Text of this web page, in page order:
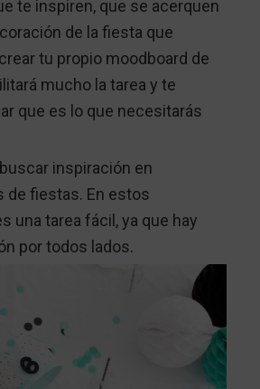
te inspiren, que se acerquen
de la fiesta que
tu propio moodboard de
mucho la tarea y te
que es lo que necesitarás
inspiración en
de fiestas. En estos
una tarea fácil, ya que hay
por todos lados.